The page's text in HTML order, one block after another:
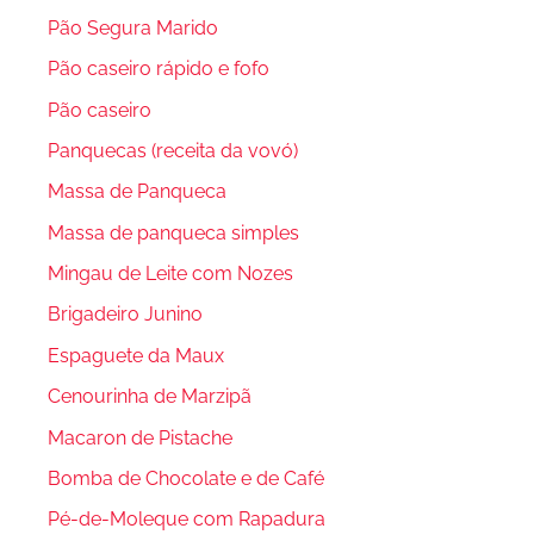
Pão Segura Marido
Pão caseiro rápido e fofo
Pão caseiro
Panquecas (receita da vovó)
Massa de Panqueca
Massa de panqueca simples
Mingau de Leite com Nozes
Brigadeiro Junino
Espaguete da Maux
Cenourinha de Marzipã
Macaron de Pistache
Bomba de Chocolate e de Café
Pé-de-Moleque com Rapadura